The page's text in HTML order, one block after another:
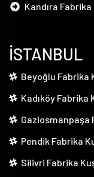
Kandıra
İSTANBUL
Beyoğlu Fabrika
Kadıköy Fabrika
Gaziosmanpaşa
Pendik Fabrika
Silivri Fabrika